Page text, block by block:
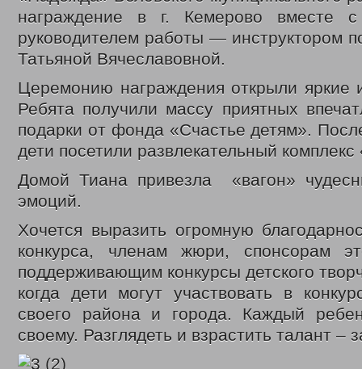
награждение в г. Кемерово вместе
руководителем работы — инструктором
Татьяной Вячеславовной.
Церемонию награждения открыли яркие
Ребята получили массу приятных
подарки от фонда «Счастье детям».
дети посетили развлекательный
Домой Тиана привезла «вагон»
эмоций.
Хочется выразить огромную
конкурса, членам жюри, спонсорам
поддерживающим конкурсы детского
когда дети могут участвовать в
своего района и города. Каждый
своему. Разглядеть и взрастить талант –